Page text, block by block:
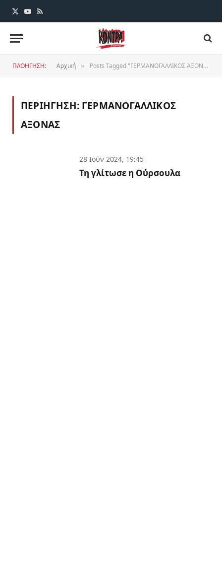
X
YouTube
RSS
ΠΛΟΗΓΗΣΗ: Αρχική » Posts Tagged "ΓΕΡΜΑΝΟΓΑΛΛΙΚΟΣ ΑΞΟΝΑΣ"
ΠΕΡΙΗΓΗΣΗ: ΓΕΡΜΑΝΟΓΑΛΛΙΚΟΣ
ΑΞΟΝΑΣ
28 Ιούν 2024, 19:45
Τη γλίτωσε η Ούρσουλα